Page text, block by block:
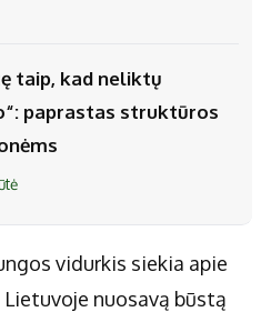
taip, kad neliktų
paprastas struktūros
vidurkis siekia apie
nuosavą būstą